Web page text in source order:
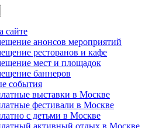
сайте
анонсов мероприятий
ресторанов и кафе
мест и площадок
баннеров
события
выставки в Москве
фестивали в Москве
с детьми в Москве
активный отдых в Москве